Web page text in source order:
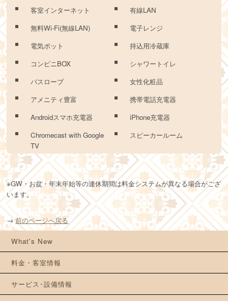
客室インターネット
有線LAN
無料Wi-Fi(無線LAN)
電子レンジ
電気ポット
持込用冷蔵庫
コンビニBOX
シャワートイレ
バスローブ
女性化粧品
アメニティ豊富
携帯電話充電器
Androidスマホ充電器
iPhone充電器
Chromecast with Google
TV
スピーカールーム
※GW・お盆・年末年始等の連休期間は料金システムが異なる場合がござ
います。
→ 前のページへ戻る
What's New
料金・客室情報
サービス･設備情報